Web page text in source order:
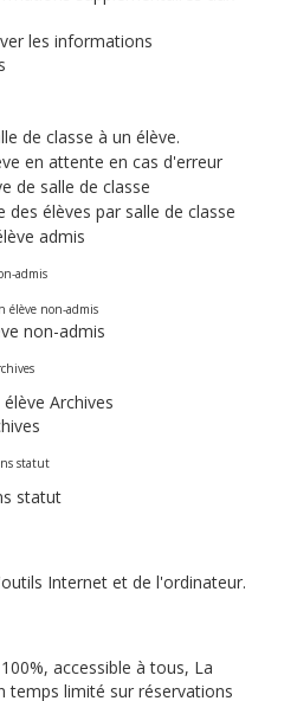
les informations
de classe à un élève.
en attente en cas d'erreur
de salle de classe
des élèves par salle de classe
admis
admis
élève non-admis
non-admis
Archives
statut
statut
Internet et de l'ordinateur.
accessible à tous, La
limité sur réservations